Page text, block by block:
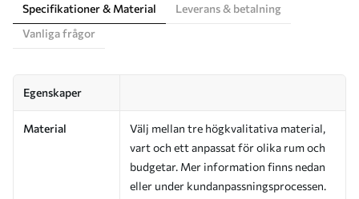
Specifikationer & Material
Leverans & betalning
Vanliga frågor
Egenskaper
Material
Välj mellan tre högkvalitativa material,
vart och ett anpassat för olika rum och
budgetar. Mer information finns nedan
eller under kundanpassningsprocessen.